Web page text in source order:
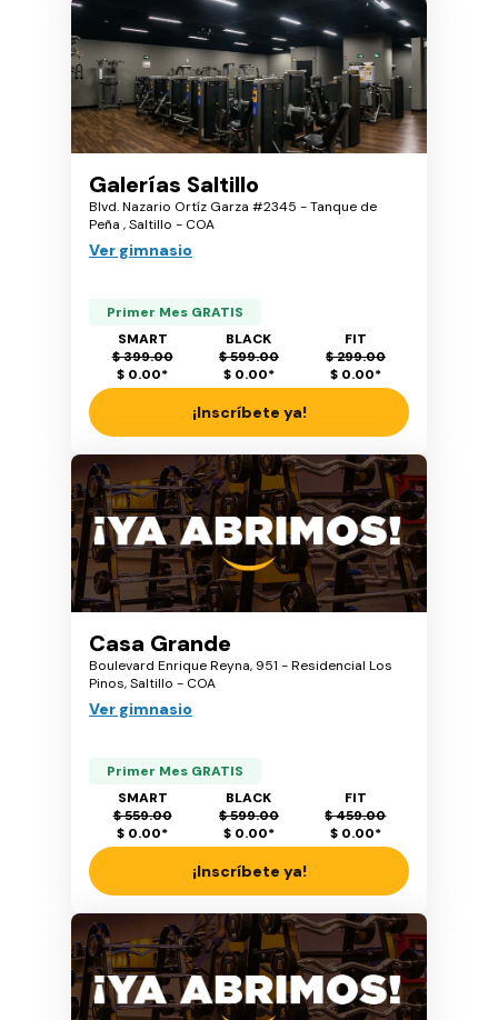
Galerías Saltillo
Blvd. Nazario Ortíz Garza #2345 - Tanque de
Peña , Saltillo - COA
Ver gimnasio
Primer Mes GRATIS
SMART
$ 399.00
$ 0.00*
BLACK
$ 599.00
$ 0.00*
FIT
$ 299.00
$ 0.00*
¡Inscríbete ya!
Casa Grande
Boulevard Enrique Reyna, 951 - Residencial Los
Pinos, Saltillo - COA
Ver gimnasio
Primer Mes GRATIS
SMART
$ 559.00
$ 0.00*
BLACK
$ 599.00
$ 0.00*
FIT
$ 459.00
$ 0.00*
¡Inscríbete ya!